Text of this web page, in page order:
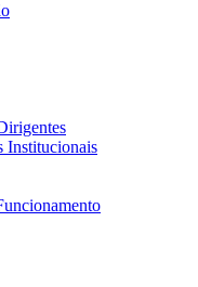
Institucionais